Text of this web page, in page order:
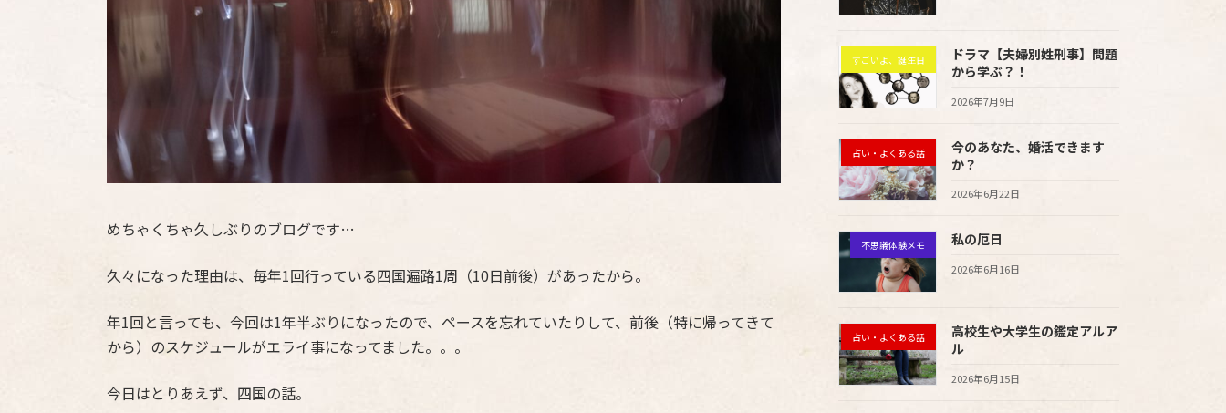
めちゃくちゃ久しぶりのブログです…
久々になった理由は、毎年1回行っている四国遍路1周（10日前後）があったから。
年1回と言っても、今回は1年半ぶりになったので、ペースを忘れていたりして、前後（特に帰ってきて
から）のスケジュールがエライ事になってました。。。
今日はとりあえず、四国の話。
すごいよ、誕生日
ドラマ【夫婦別姓刑事】問題
から学ぶ？！
2026年7月9日
占い・よくある話
今のあなた、婚活できます
か？
2026年6月22日
不思議体験メモ 私の厄日
2026年6月16日
占い・よくある話
高校生や大学生の鑑定アルア
ル
2026年6月15日